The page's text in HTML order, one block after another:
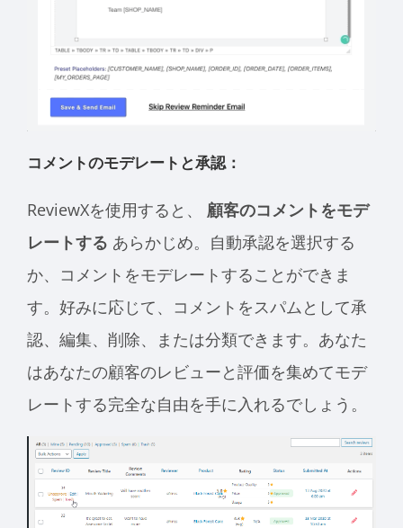
コメントのモデレートと承認：
ReviewXを使用すると、 顧客のコメントをモデ
レートする あらかじめ。自動承認を選択する
か、コメントをモデレートすることができま
す。好みに応じて、コメントをスパムとして承
認、編集、削除、または分類できます。あなた
はあなたの顧客のレビューと評価を集めてモデ
レートする完全な自由を手に入れるでしょう。